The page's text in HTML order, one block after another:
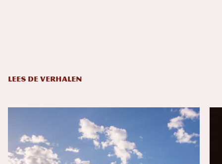
LEES DE VERHALEN